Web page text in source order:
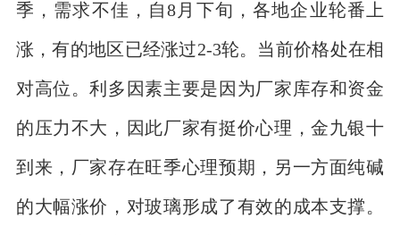
季，需求不佳，自8月下旬，各地企业轮番上
涨，有的地区已经涨过2-3轮。当前价格处在相
对高位。利多因素主要是因为厂家库存和资金
的压力不大，因此厂家有挺价心理，金九银十
到来，厂家存在旺季心理预期，另一方面纯碱
的大幅涨价，对玻璃形成了有效的成本支撑。